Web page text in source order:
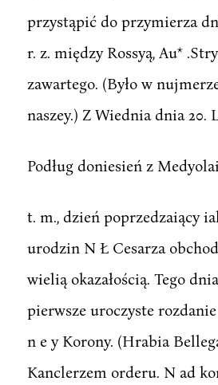
przystąpić do przymierza
r. z. między Rossyą, Au*
zawartego. (Było w
naszey.) Z Wiednia dnia 20.
Podług doniesień z
t. m., dzień poprzedzaiący
urodzin N Ł Cesarza
wielią okazałością. Tego
pierwsze uroczyste
n e y Korony. (Hrabia
Kanclerzem orderu. N ad